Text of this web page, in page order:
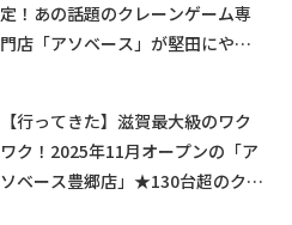
定！あの話題のクレーンゲーム専
門店「アソベース」が堅田にやっ
【行ってきた】滋賀最大級のワク
ワク！2025年11月オープンの「ア
ソベース豊郷店」★130台超のクレ